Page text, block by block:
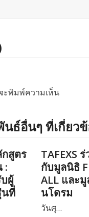
ะพิมพ์ความเห็น
ธ์อื่นๆ ที่เกี่ยวข้
กสูตร
:
ผู้
นที่
TAFEXS
กับมูลนิธิ
ALL และ
นโดรม
วันศุ…